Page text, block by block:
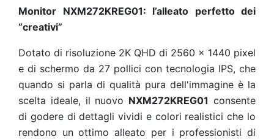
Monitor NXM272KREG01: l’alleato perfetto dei
“creativi”
Dotato di risoluzione 2K QHD di 2560 x 1440 pixel
e di schermo da 27 pollici con tecnologia IPS, che
quando si parla di qualità pura dell'immagine è la
scelta ideale, il nuovo NXM272KREG01 consente
di godere di dettagli vividi e colori realistici che lo
rendono un ottimo alleato per i professionisti di